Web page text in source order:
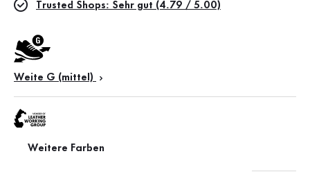
Weitere Farben
Trusted Shops: Sehr gut (4.79 / 5.00)
Weite G (mittel)
Leather Working Group